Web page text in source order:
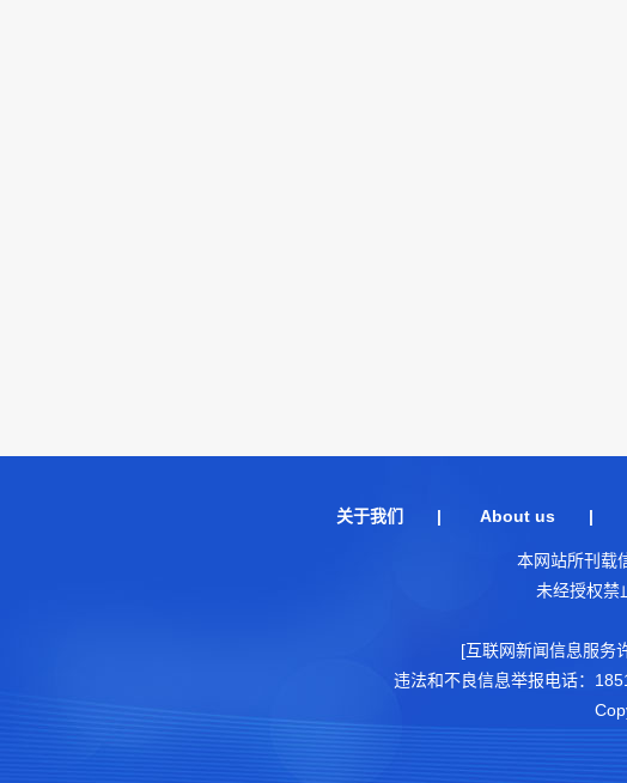
关于我们 | About us|
本网站所刊载
未经授权禁
[互联网新闻信息服务
违法和不良信息举报电话：